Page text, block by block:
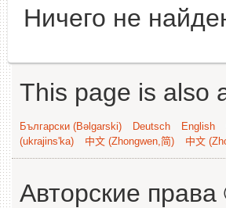
Ничего не
This page is also
Български (Bəlgarski) Deutsch English
(ukrajins'ka)
中文 (Zhongwen,简) 中文
Авторские